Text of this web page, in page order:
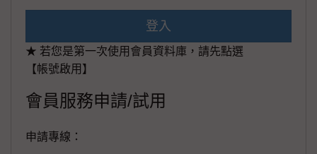
登入
★ 若您是第一次使用會員資料庫，請先點選
【帳號啟用】
會員服務申請/試用
申請專線：